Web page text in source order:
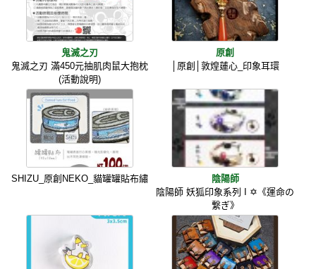
鬼滅之刃
鬼滅之刃 滿450元抽肌肉鼠大抱枕
(活動說明)
原創
│原創│敦煌蓮心_印象耳環
SHIZU_原創NEKO_貓罐罐貼布繡
陰陽師
陰陽師 妖狐印象系列 I ✡《運命の
繋ぎ》